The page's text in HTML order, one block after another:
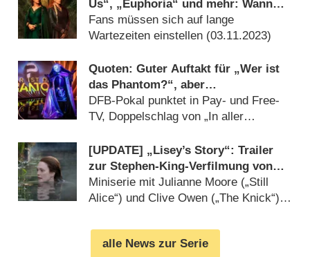
Us“, „Euphoria“ und mehr: Wann
kommen die neuen Staffeln?
Fans müssen sich auf lange
Wartezeiten einstellen (03.11.2023)
Quoten: Guter Auftakt für „Wer ist
das Phantom?“, aber
„Sommerhaus“ gefragter
DFB-Pokal punktet in Pay- und Free-
TV, Doppelschlag von „In aller
(27.10.2021 )
[UPDATE] „Lisey’s Story“: Trailer
zur Stephen-King-Verfilmung von
Apple TV+
Miniserie mit Julianne Moore („Still
Alice“) und Clive Owen („The Knick“)
alle News zur Serie